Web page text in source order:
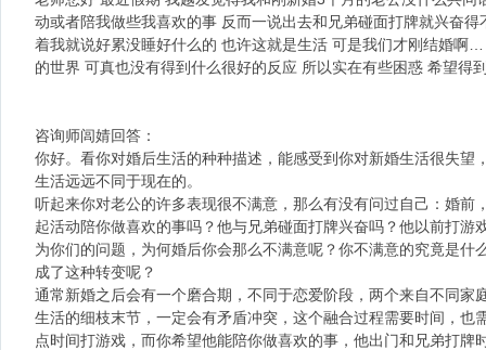
动或者陪我做些我喜欢的事 反而一说出去和兄弟碰面打牌就兴奋
着我就说好累没睡好什么的 也许这就是生活 可是我们才刚结婚啊
的世界 可真也没有得到什么很好的反应 所以实在有些困惑 希望得
咨询师闾婧回答：
你好。看你对婚后生活的种种描述，能感受到你对新婚生活很失望
生活远远不同于现在的。
听起来你对老公的许多表现很不满意，那么有没有问过自己：婚前
起活动陪你做喜欢的事吗？他与兄弟碰面打牌兴奋吗？他以前打游
为你们的问题，为何婚后你会那么不满意呢？你不满意的究竟是什
成了这种转变呢？
通常新婚之后会有一个磨合期，不同于恋爱阶段，两个来自不同家
生活的细枝末节，一定会有矛盾冲突，这个融合过程需要时间，也
点时间打游戏，而你希望他能陪你做喜欢的事，他出门和兄弟打牌